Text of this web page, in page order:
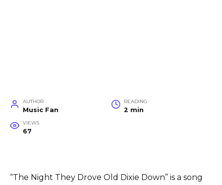
AUTHOR
Music Fan
READING
2 min
VIEWS
67
“The Night They Drove Old Dixie Down” is a song